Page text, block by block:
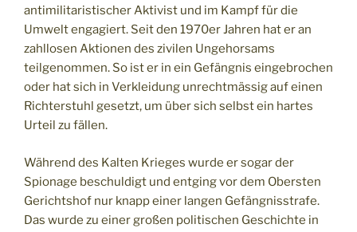
antimilitaristischer Aktivist und im Kampf für die
Umwelt engagiert. Seit den 1970er Jahren hat er an
zahllosen Aktionen des zivilen Ungehorsams
teilgenommen. So ist er in ein Gefängnis eingebrochen
oder hat sich in Verkleidung unrechtmässig auf einen
Richterstuhl gesetzt, um über sich selbst ein hartes
Urteil zu fällen.
Während des Kalten Krieges wurde er sogar der
Spionage beschuldigt und entging vor dem Obersten
Gerichtshof nur knapp einer langen Gefängnisstrafe.
Das wurde zu einer großen politischen Geschichte in